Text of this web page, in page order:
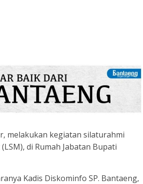
melakukan kegiatan silaturahmi
di Rumah Jabatan Bupati
Kadis Diskominfo SP. Bantaeng,